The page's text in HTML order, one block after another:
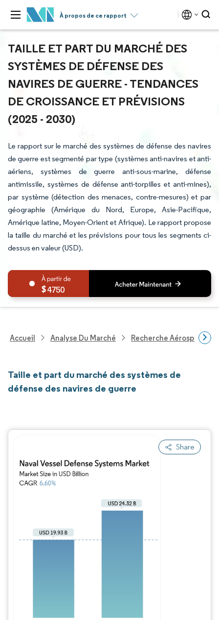
À propos de ce rapport
TAILLE ET PART DU MARCHÉ DES
SYSTÈMES DE DÉFENSE DES
NAVIRES DE GUERRE - TENDANCES
DE CROISSANCE ET PRÉVISIONS
(2025 - 2030)
Le rapport sur le marché des systèmes de défense des navires
de guerre est segmenté par type (systèmes anti-navires et anti-
aériens, systèmes de guerre anti-sous-marine, défense
antimissile, systèmes de défense anti-torpilles et anti-mines),
par système (détection des menaces, contre-mesures) et par
géographie (Amérique du Nord, Europe, Asie-Pacifique,
Amérique latine, Moyen-Orient et Afrique). Le rapport propose
la taille du marché et les prévisions pour tous les segments ci-
dessus en valeur (USD).
4750
Accueil Analyse Du Marché Recherche Aérospatiale
Taille et part du marché des systèmes de
défense des navires de guerre
Share